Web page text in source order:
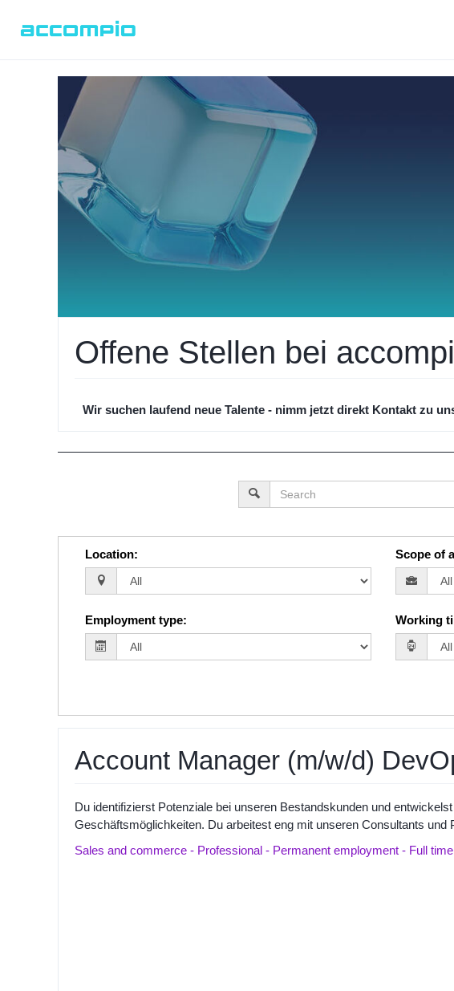
Offene Stellen bei
Wir suchen laufend neue Talente - nimm jetzt direkt Kontakt zu
Location: Scope of
Employment type: Working
Account Manager (m/w/d)
Du identifizierst Potenziale bei unseren Bestandskunden und
Geschäftsmöglichkeiten. Du arbeitest eng mit unseren Consultants und
Sales and commerce - Professional - Permanent employment - Full time